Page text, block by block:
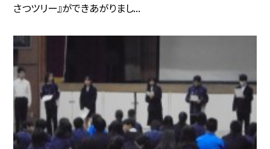
さつツリー』ができあがりまし...